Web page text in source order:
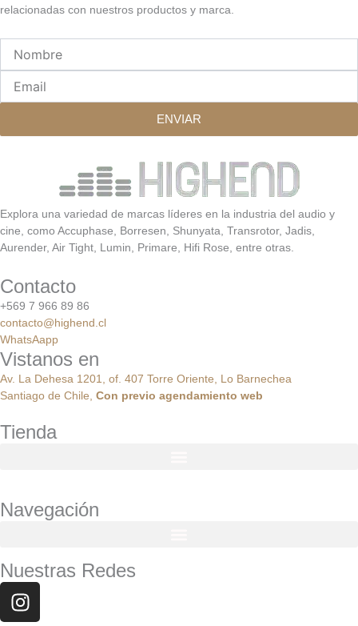
relacionadas con nuestros productos y marca.
ENVIAR
Explora una variedad de marcas líderes en la industria del audio y
cine, como Accuphase, Borresen, Shunyata, Transrotor, Jadis,
Aurender, Air Tight, Lumin, Primare, Hifi Rose, entre otras.
Contacto
+569 7 966 89 86
contacto@highend.cl
WhatsAapp
Vistanos en
Av. La Dehesa 1201, of. 407 Torre Oriente, Lo Barnechea
Santiago de Chile, Con previo agendamiento web
Tienda
Navegación
Nuestras Redes
Instagram
Facebook
Youtube